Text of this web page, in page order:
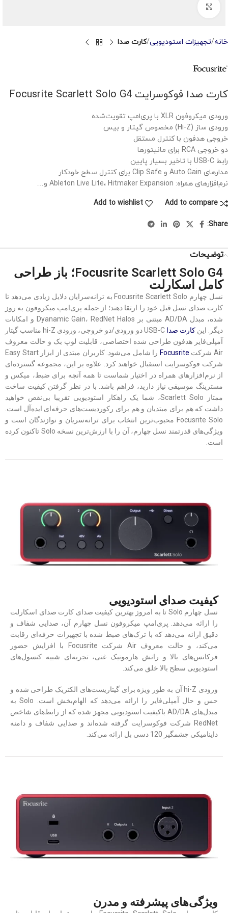
خانه تجهیزات استودیویی کارت صدا
کارت صدا فوکوسرایت Focusrite Scarlett Solo G4
ورودی میکروفون XLR با پری‌امپ تقویت‌شده
ورودی ساز (Hi-Z) مخصوص گیتار و بیس
خروجی هدفون با کنترل مستقل
دو خروجی RCA برای مانیتورها
رابط USB-C با تاخیر بسیار پایین
مدارهای Auto Gain و Clip Safe برای کنترل سطح خودکار
نرم‌افزارهای همراه: Ableton Live Lite، Hitmaker Expansion و…
Add to compare
Add to wishlist
Share:
توضیحات
Focusrite Scarlett Solo G4؛ باز طراحی
کامل اسکارلت
نسل چهارم Focusrite Scarlett Solo به ترانه‌سرایان دلایل زیادی می‌دهد تا
کارت صدای نسل قبل خود را ارتقا دهند؛ از جمله پری‌امپ میکروفون به روز
شده، مبدل AD/DA مبتنی بر Dyanamic Gain، RedNet Halos و امکانات
دیگر. اینکارت صدا
USB-C دو ورودی/دو خروجی، ورودی hi-Z مناسب گیتار
آمپلی‌فایر هدفون طراحی شده اختصاصی، قابلیت لوپ بک و حالت معروف
Air شرکت
Focusrite
را شامل می‌شود. کاربران مبتدی از ابزار Easy Start
شرکت فوکوسرایت استقبال خواهند کرد. علاوه بر این، مجموعه گسترده‌ای
از نرم‌افزارهای همراه در اختیار شماست تا همه آنچه برای ضبط، میکس و
مسترینگ موسیقی نیاز دارید، فراهم باشد. با در نظر گرفتن کیفیت ساخت
ممتاز Scarlett Solo، شما یک راهکار استودیویی تقریبا بی‌نقص خواهید
داشت که هم برای مبتدیان و هم برای رکوردیست‌های حرفه‌ای ایده‌آل است.
Focusrite Solo محبوب‌ترین انتخاب برای ترانه‌سریان و نوازندگان است و
ویژگی‌های قدرتمند نسل چهارم، آن را با ارزش‌ترین نسخه Solo تاکنون کرده
است.
کیفیت صدای استودیویی
نسل چهارم Solo تا به امروز بهترین کیفیت صدای کارت صدای اسکارلت
را ارائه می‌دهد. پری‌امپ میکروفون نسل چهارم آن، صدایی شفاف و
دقیق ارائه می‌دهد که با ترک‌های ضبط شده با تجهیزات حرفه‌ای رقابت
می‌کند، و حالت معروف Air شرکت Focusrite با افزایش حضور
فرکانس‌های بالا و رانش هارمونیک غنی، تجربه‌ای شبیه کنسول‌های
استودیویی سطح بالا خلق می‌کند.
ورودی hi-Z آن به طور ویژه برای گیتاریست‌های الکتریک طراحی شده و
حس و حال آمپلی‌فایر را ارائه می‌دهد که الهام‌بخش است. Solo به
مبدل‌های AD/DA باکیفیت استودیویی مجهز شده که از رابط‌های شاخص
RedNet شرکت فوکوسرایت گرفته شده‌اند و صدایی شفاف و دامنه
داینامیکی چشمگیر 120 دسی بل ارائه می‌کند.
ویژگی‌های پیشرفته و مدرن